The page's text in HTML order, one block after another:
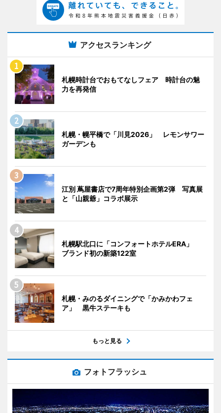
アクセスランキング
札幌時計台でおもてなしフェア 時計台の魅
力を再発信
札幌・幌平橋で「川見2026」 レモンサワー
ガーデンも
江別 蔦屋書店で7周年特別企画第2弾 写真展
と「山親爺」コラボ展示
札幌駅北口に「コンフォートホテルERA」
ブランド初の新築122室
札幌・みのるダイニングで「かみかわフェ
ア」 黒牛ステーキも
もっと見る
フォトフラッシュ